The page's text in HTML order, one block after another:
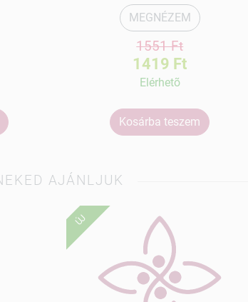
MEGNÉZEM
1551 Ft
1419 Ft
Elérhetõ
Kosárba teszem
AJÁNLJUK
ÚJ